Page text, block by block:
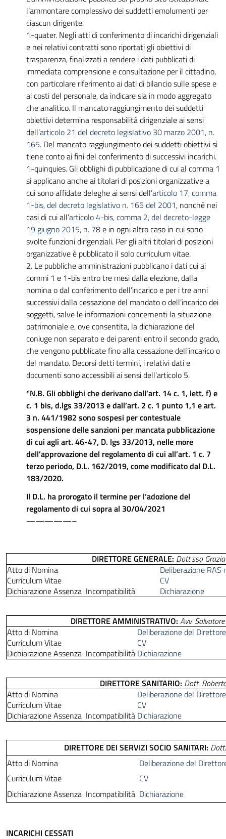
l’ammontare complessivo dei suddetti emolumenti per
ciascun dirigente.
1-quater. Negli atti di conferimento di incarichi dirigenziali
e nei relativi contratti sono riportati gli obiettivi di
trasparenza, finalizzati a rendere i dati pubblicati di
immediata comprensione e consultazione per il cittadino,
con particolare riferimento ai dati di bilancio sulle spese e
ai costi del personale, da indicare sia in modo aggregato
che analitico. Il mancato raggiungimento dei suddetti
obiettivi determina responsabilità dirigenziale ai sensi
dell’articolo 21 del decreto legislativo 30 marzo 2001, n.
165. Del mancato raggiungimento dei suddetti obiettivi si
tiene conto ai fini del conferimento di successivi incarichi.
1-quinquies. Gli obblighi di pubblicazione di cui al comma 1
si applicano anche ai titolari di posizioni organizzative a
cui sono affidate deleghe ai sensi dell’articolo 17, comma
1-bis, del decreto legislativo n. 165 del 2001, nonché nei
casi di cui all’articolo 4-bis, comma 2, del decreto-legge
19 giugno 2015, n. 78e in ogni altro caso in cui sono
svolte funzioni dirigenziali. Per gli altri titolari di posizioni
organizzative è pubblicato il solo curriculum vitae.
2. Le pubbliche amministrazioni pubblicano i dati cui ai
commi 1 e 1-bis entro tre mesi dalla elezione, dalla
nomina o dal conferimento dell’incarico e per i tre anni
successivi dalla cessazione del mandato o dell’incarico dei
soggetti, salve le informazioni concernenti la situazione
patrimoniale e, ove consentita, la dichiarazione del
coniuge non separato e dei parenti entro il secondo grado,
che vengono pubblicate fino alla cessazione dell’incarico o
del mandato. Decorsi detti termini, i relativi dati e
documenti sono accessibili ai sensi dell’articolo 5.
*N.B. Gli obblighi che derivano dall’art. 14 c. 1, lett. f) e
c. 1 bis, d.lgs 33/2013 e dall’art. 2 c. 1 punto 1,1 e art.
3 n. 441/1982 sono sospesi per contestuale
sospensione delle sanzioni per mancata pubblicazione
di cui agli art. 46-47, D. lgs 33/2013, nelle more
dell’approvazione del regolamento di cui all’art. 1 c. 7
terzo periodo, D.L. 162/2019, come modificato dal D.L.
183/2020.
Il D.L. ha prorogato il termine per l’adozione del
regolamento di cui sopra al 30/04/2021
—————–
DIRETTORE GENERALE: Dott.ssa
Atto di Nomina
Deliberazione
Curriculum Vitae
CV
Dichiarazione Assenza Incompatibilità
Dichiarazione
DIRETTORE AMMINISTRATIVO: Avv.
Atto di Nomina
Deliberazione del
Curriculum Vitae
CV
Dichiarazione Assenza Incompatibilità Dichiarazione
DIRETTORE SANITARIO: Dott.
Atto di Nomina
Deliberazione del
Curriculum Vitae
CV
Dichiarazione Assenza Incompatibilità Dichiarazione
DIRETTORE DEI SERVIZI SOCIO SANITARI:
Atto di Nomina
Deliberazione del
Curriculum Vitae
CV
Dichiarazione Assenza Incompatibilità Dichiarazione
INCARICHI CESSATI